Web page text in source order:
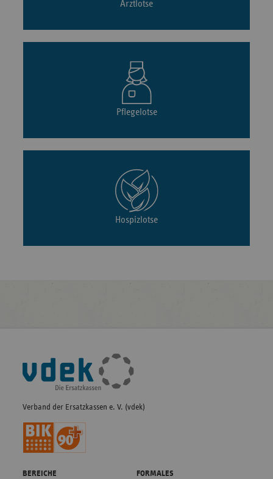
Arztlotse
Pflegelotse
Hospizlotse
Fußleisten-
Navigation
Verband der Ersatzkassen e. V. (vdek)
BEREICHE FORMALES